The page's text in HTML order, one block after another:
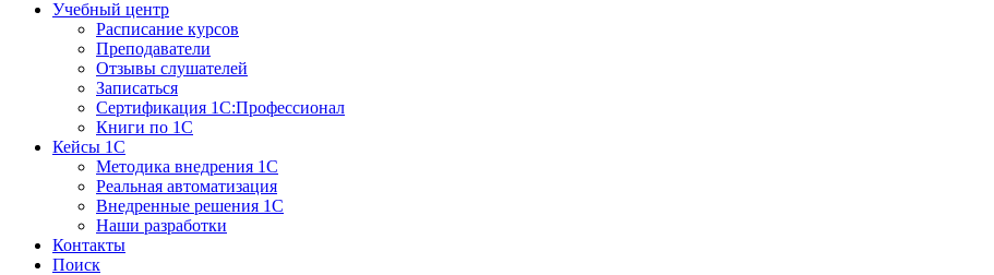
Учебный центр
Расписание курсов
Преподаватели
Отзывы слушателей
Записаться
Сертификация 1С:Профессионал
Книги по 1С
Кейсы 1С
Методика внедрения 1С
Реальная автоматизация
Внедренные решения 1С
Наши разработки
Контакты
Поиск